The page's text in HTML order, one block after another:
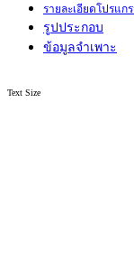
รายละเอียดโปรแก
รูปประกอบ
ข้อมูลจำเพาะ
Text Size